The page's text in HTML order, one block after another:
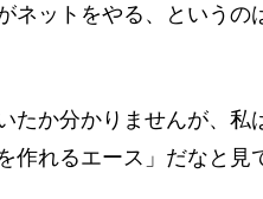
ネットをやる、というの
たか分かりませんが、私
作れるエース」だなと見